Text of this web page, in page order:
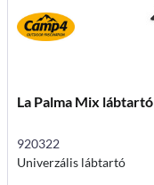
La Palma Mix lábtartó
920322
Univerzális lábtartó